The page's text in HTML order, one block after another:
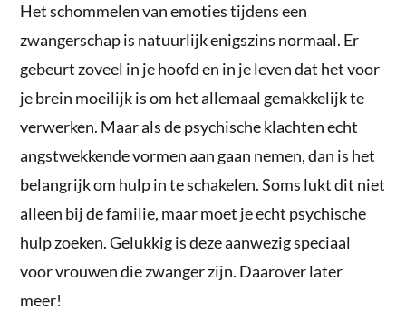
Het schommelen van emoties tijdens een
zwangerschap is natuurlijk enigszins normaal. Er
gebeurt zoveel in je hoofd en in je leven dat het voor
je brein moeilijk is om het allemaal gemakkelijk te
verwerken. Maar als de psychische klachten echt
angstwekkende vormen aan gaan nemen, dan is het
belangrijk om hulp in te schakelen. Soms lukt dit niet
alleen bij de familie, maar moet je echt psychische
hulp zoeken. Gelukkig is deze aanwezig speciaal
voor vrouwen die zwanger zijn. Daarover later
meer!